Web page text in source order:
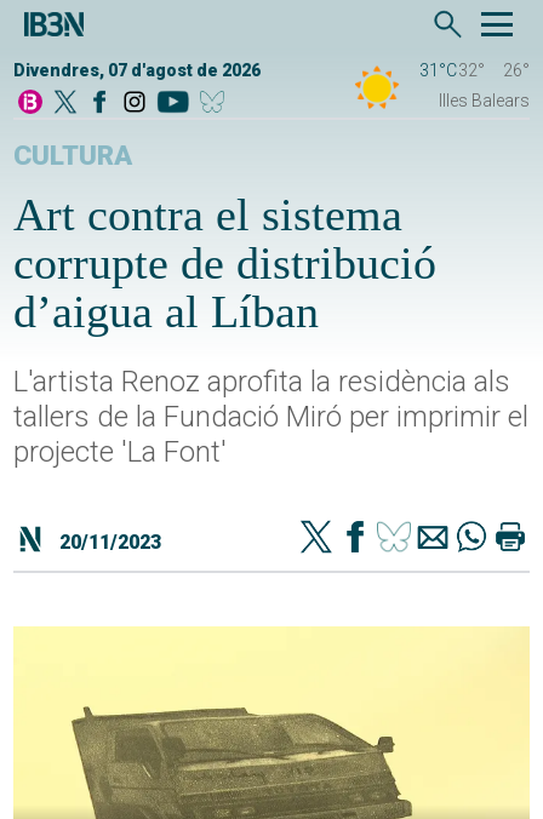
Divendres, 07 d'agost de 2026 31°C32°
26°
Illes Balears
CULTURA
Art contra el sistema
corrupte de distribució
d’aigua al Líban
L'artista Renoz aprofita la residència als
tallers de la Fundació Miró per imprimir el
projecte 'La Font'
20/11/2023